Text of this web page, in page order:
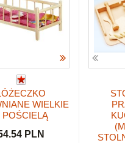
WIELKIE
POŚCIELĄ
PLN